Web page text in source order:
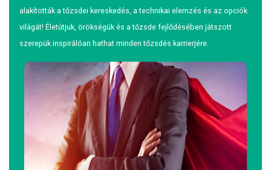
alakították a tőzsdei kereskedés, a technikai elemzés és az opciók
világát! Életútjuk, örökségük és a tőzsde fejlődésében játszott
szerepük inspirálóan hathat minden tőzsdés karrierjére.